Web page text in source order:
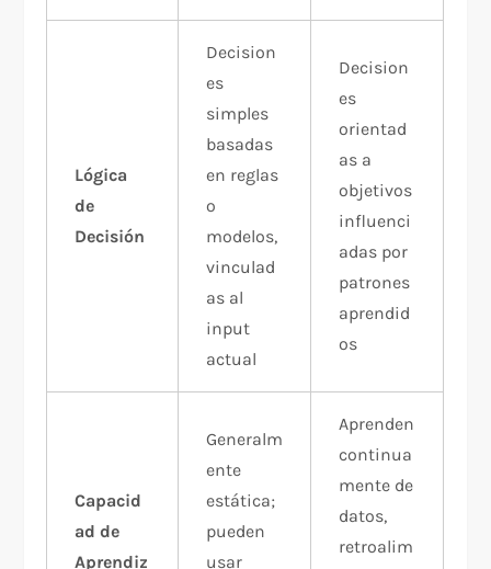
Lógica
de
Decisión
Decision
es
simples
basadas
en reglas
o
modelos,
vinculad
as al
input
actual​
Decision
es
orientad
as a
objetivos
influenci
adas por
patrones
aprendid
os​
Capacid
ad de
Aprendiz
Generalm
ente
estática;
pueden
usar
Aprenden
continua
mente de
datos,
retroalim